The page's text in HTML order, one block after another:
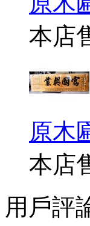
本店
原木
本店
用戶評